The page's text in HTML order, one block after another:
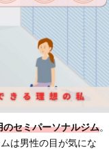
セミパーソナルジム。
は男性の目が気にな